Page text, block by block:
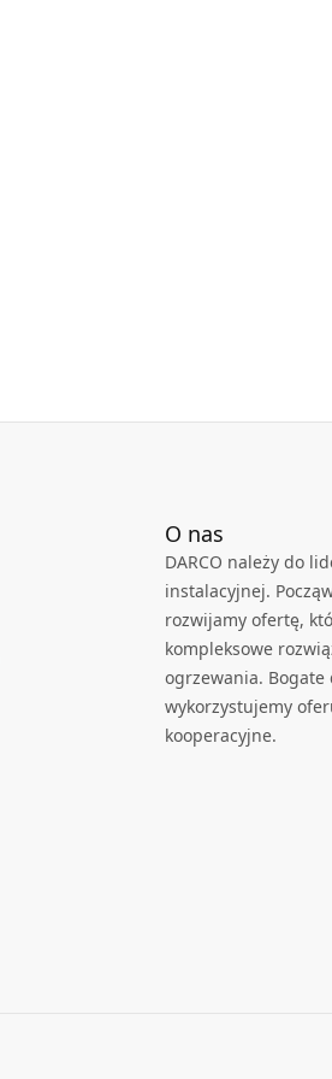
O nas
DARCO należy do
instalacyjnej.
rozwijamy ofertę,
kompleksowe
ogrzewania. Bogate
wykorzystujemy
kooperacyjne.